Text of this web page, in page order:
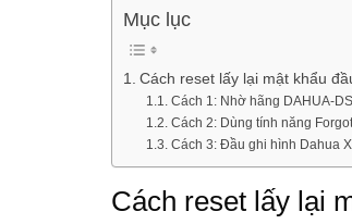
Mục lục
Cách reset lấy lại mật khẩu
Cách 1: Nhờ hãng DAHUA-
Cách 2: Dùng tính năng
Cách 3: Đầu ghi hình Dahua
Cách reset lấy lại